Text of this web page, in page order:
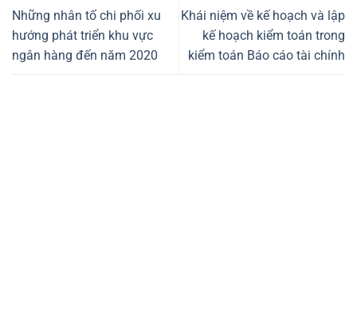
Những nhân tố chi phối xu
hướng phát triển khu vực
ngân hàng đến năm 2020
Khái niệm về kế hoạch và lập
kế hoạch kiểm toán trong
kiểm toán Báo cáo tài chính